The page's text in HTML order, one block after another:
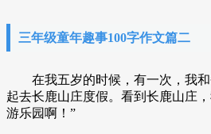
三年级童年趣事100字作文篇二
在我五岁的时候，有一次，我和
起去长鹿山庄度假。看到长鹿山庄
游乐园啊！”